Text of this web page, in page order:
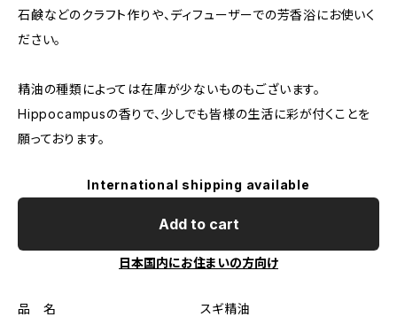
石鹸などのクラフト作りや、ディフューザーでの芳香浴にお使いく
ださい。
精油の種類によっては在庫が少ないものもございます。
Hippocampusの香りで、少しでも皆様の生活に彩が付くことを
願っております。
International shipping available
Add to cart
日本国内にお住まいの方向け
品 名 スギ精油